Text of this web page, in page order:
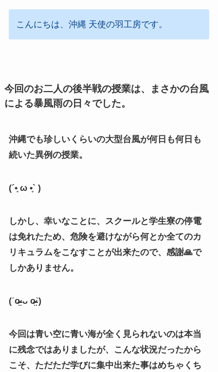
こんにちは、沖縄 天使の羽工房です。
今回のお二人の後半戦の授業は、まさかの台風
による暴風雨の日々でした。
沖縄でも珍しいくらいの大型台風が何日も何日も
続いた異例の授業。
(´•̥ ω •̥` )
しかし、幸いなことに、スクールと学生寮の停電
は免れたため、危険を避けながら何とか全てのカ
リキュラムをこなすことが出来たので、感謝🙏で
しかありません。
(ˊo̴̶̷̤ ᴗo̴̶̷̤ˋ)
今回は青い空に青い海が全く見られないのは本当
に残念ではありましたが、こんな状況だったから
こそ、ただただ学びに集中出来た事はめちゃくち